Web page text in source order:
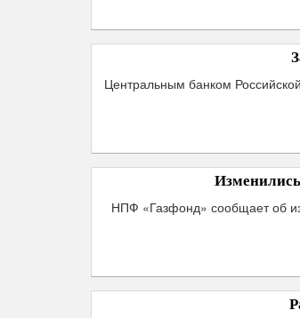
Центральным банком
НПФ «Газфонд» сообщает об